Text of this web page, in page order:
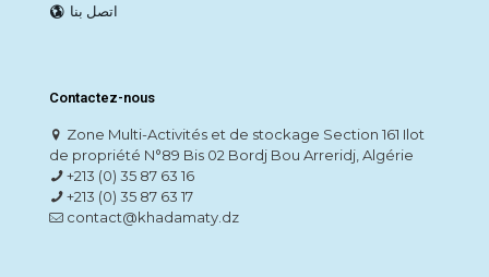
اتصل بنا
Contactez-nous
Zone Multi-Activités et de stockage Section 161 Ilot
de propriété N°89 Bis 02 Bordj Bou Arreridj, Algérie
+213 (0) 35 87 63 16
+213 (0) 35 87 63 17
contact@khadamaty.dz